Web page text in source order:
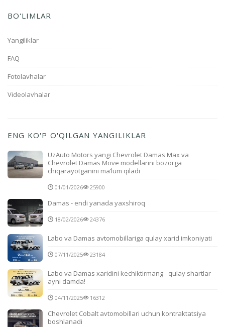
BO'LIMLAR
Yangiliklar
FAQ
Fotolavhalar
Videolavhalar
ENG KO'P O'QILGAN YANGILIKLAR
UzAuto Motors yangi Chevrolet Damas Max va
Chevrolet Damas Move modellarini bozorga
chiqarayotganini ma’lum qiladi
01/01/2026 25900
Damas - endi yanada yaxshiroq
18/02/2026 24376
Labo va Damas avtomobillariga qulay xarid imkoniyati
07/11/2025 23184
Labo va Damas xaridini kechiktirmang - qulay shartlar
ayni damda!
04/11/2025 16312
Chevrolet Cobalt avtomobillari uchun kontraktatsiya
boshlanadi